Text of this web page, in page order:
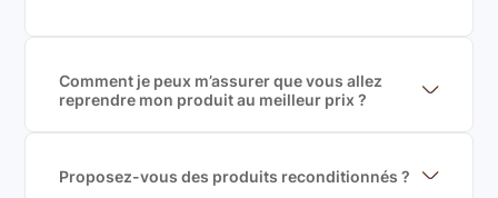
Comment je peux m’assurer que vous allez
reprendre mon produit au meilleur prix ?
garantir le meilleur prix de rachat. De plus, nous
sommes rémunéré à la commission sur la valeur de
Proposez-vous des produits reconditionnés ?